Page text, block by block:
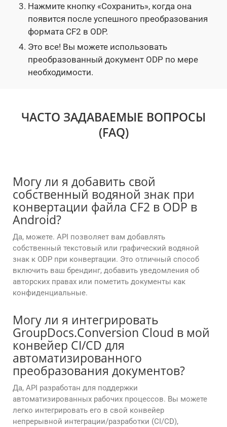
Нажмите кнопку «Сохранить», когда она
появится после успешного преобразования
формата CF2 в ODP.
Это все! Вы можете использовать
преобразованный документ ODP по мере
необходимости.
ЧАСТО ЗАДАВАЕМЫЕ ВОПРОСЫ
(FAQ)
Могу ли я добавить свой
собственный водяной знак при
конвертации файла CF2 в ODP в
Android?
Да, можете. API позволяет вам добавлять
собственный текстовый или графический водяной
знак к ODP при конвертации. Это отличный способ
включить ваш брендинг, добавить уведомления об
авторских правах или пометить документы как
конфиденциальные.
Могу ли я интегрировать
GroupDocs.Conversion Cloud в мой
конвейер CI/CD для
автоматизированного
преобразования документов?
Да, API разработан для поддержки
автоматизированных рабочих процессов. Вы можете
легко интегрировать его в свой конвейер
непрерывной интеграции/разработки (CI/CD),